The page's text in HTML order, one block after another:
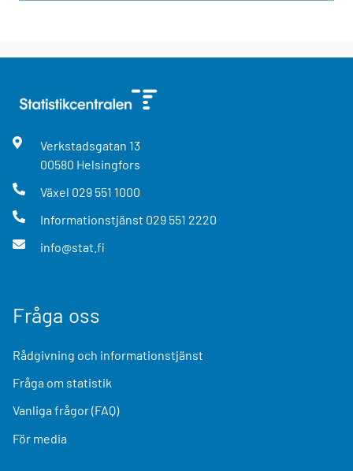
Verkstadsgatan 13
00580 Helsingfors
Växel 029 551 1000
Informationstjänst 029 551 2220
info@stat.fi
Fråga oss
Rådgivning och informationstjänst
Fråga om statistik
Vanliga frågor (FAQ)
För media